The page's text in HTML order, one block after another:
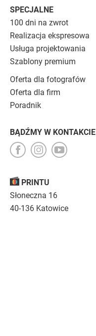
PRINTU
Słoneczna 16
40-136 Katowice
SPECJALNE
100 dni na zwrot
Realizacja ekspresowa
Usługa projektowania
Szablony premium
Oferta dla fotografów
Oferta dla firm
Poradnik
BĄDŹMY W KONTAKCIE